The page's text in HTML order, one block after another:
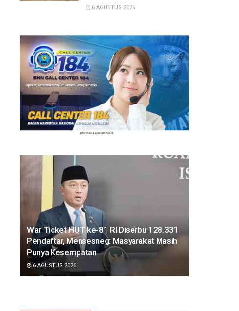
6 AGUSTUS 2026
War Ticket HUT ke-81 RI Diserbu 128.331
Pendaftar, Mensesneg: Masyarakat Masih
Punya Kesempatan
6 AGUSTUS 2026